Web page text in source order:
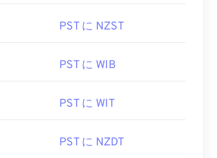
PST に NZST
PST に WIB
PST に WIT
PST に NZDT